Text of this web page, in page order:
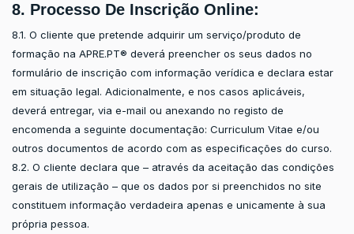
8. Processo De Inscrição Online:
8.1. O cliente que pretende adquirir um serviço/produto de
formação na APRE.PT® deverá preencher os seus dados no
formulário de inscrição com informação verídica e declara estar
em situação legal. Adicionalmente, e nos casos aplicáveis,
deverá entregar, via e-mail ou anexando no registo de
encomenda a seguinte documentação: Curriculum Vitae e/ou
outros documentos de acordo com as especificações do curso.
8.2. O cliente declara que – através da aceitação das condições
gerais de utilização – que os dados por si preenchidos no site
constituem informação verdadeira apenas e unicamente à sua
própria pessoa.